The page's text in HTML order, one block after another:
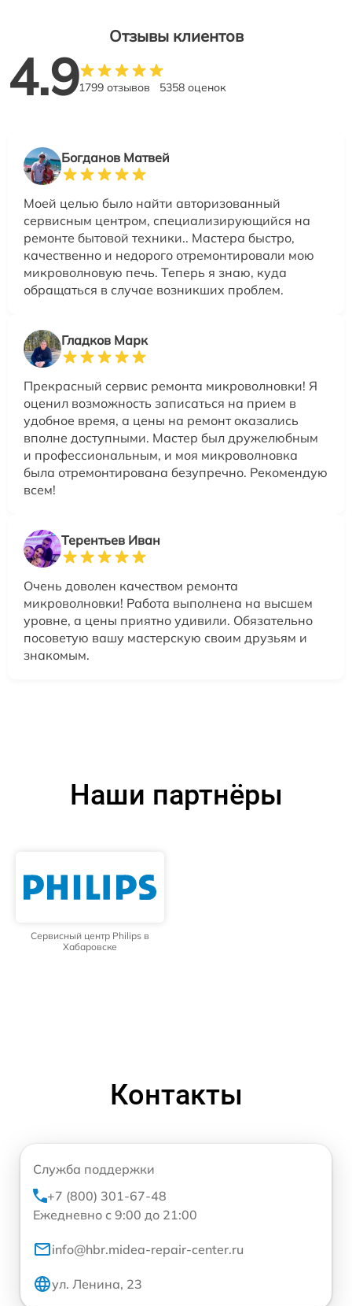
Отзывы клиентов
4.91799 отзывов 5358 оценок
Богданов Матвей
Моей целью было найти авторизованный
сервисным центром, специализирующийся на
ремонте бытовой техники.. Мастера быстро,
качественно и недорого отремонтировали мою
микроволновую печь. Теперь я знаю, куда
обращаться в случае возникших проблем.
Гладков Марк
Прекрасный сервис ремонта микроволновки! Я
оценил возможность записаться на прием в
удобное время, а цены на ремонт оказались
вполне доступными. Мастер был дружелюбным
и профессиональным, и моя микроволновка
была отремонтирована безупречно. Рекомендую
всем!
Терентьев Иван
Очень доволен качеством ремонта
микроволновки! Работа выполнена на высшем
уровне, а цены приятно удивили. Обязательно
посоветую вашу мастерскую своим друзьям и
знакомым.
Наши партнёры
Сервисный центр Philips в
Хабаровске
Контакты
Служба поддержки
+7 (800) 301-67-48
Ежедневно с 9:00 до 21:00
info@hbr.midea-repair-center.ru
ул. Ленина, 23